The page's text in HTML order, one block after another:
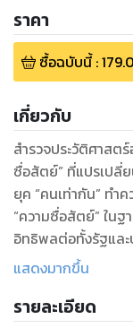
ราคา
ซื้อฉบับนี้:
เกี่ยวกับ
สำรวจประวัติศาสต
ซื่อสัตย์” ที่แปรเปลี่
ยุค “คนเท่ากัน” ทำ
“ความซื่อสัตย์” ใน
อิทธิพลต่อทั้งรัฐและ
ซื่อสัตย์” อันมีความ
ซื่อสัตย์” แบบที่รัฐปร
แสดงมากขึ้น
รายละเอียด